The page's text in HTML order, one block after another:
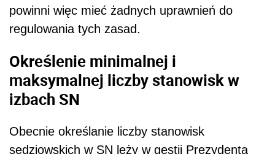
powinni więc mieć żadnych uprawnień do
regulowania tych zasad.
Określenie minimalnej i
maksymalnej liczby stanowisk w
izbach SN
Obecnie określanie liczby stanowisk
sędziowskich w SN leży w gestii Prezydenta